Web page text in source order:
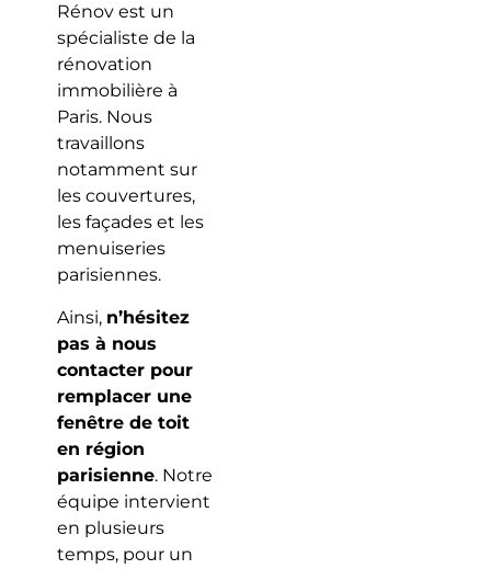
Rénov est un
spécialiste de la
rénovation
immobilière à
Paris. Nous
travaillons
notamment sur
les couvertures,
les façades et les
menuiseries
parisiennes.
Ainsi, n’hésitez
pas à nous
contacter pour
remplacer une
fenêtre de toit
en région
parisienne. Notre
équipe intervient
en plusieurs
temps, pour un